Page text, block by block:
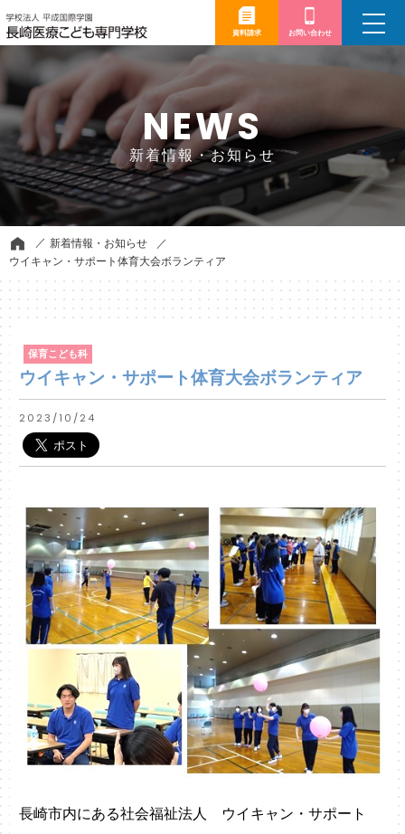
資料請求 お問い合わせ
toggle
NEWS
新着情報・お知らせ
新着情報・お知らせ
ウイキャン・サポート体育大会ボランティア
保育こども科
ウイキャン・サポート体育大会ボランティア
2023/10/24
長崎市内にある社会福祉法人 ウイキャン・サポート